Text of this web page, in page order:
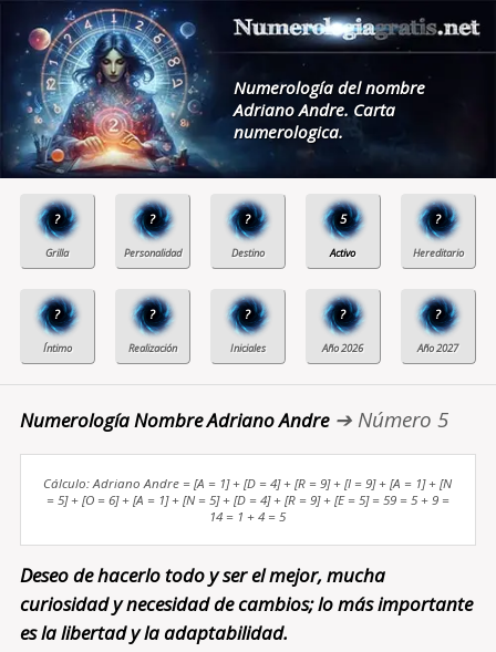
Numerología del nombre
Adriano Andre. Carta
numerologica.
? ? ? 5 ?
? ? ? ? ?
Numerología Nombre Adriano Andre➔ Número 5
Cálculo: Adriano Andre = [A = 1] + [D = 4] + [R = 9] + [I = 9] + [A = 1] + [N
= 5] + [O = 6] + [A = 1] + [N = 5] + [D = 4] + [R = 9] + [E = 5] = 59 = 5 + 9 =
14 = 1 + 4 = 5
Deseo de hacerlo todo y ser el mejor, mucha
curiosidad y necesidad de cambios; lo más importante
es la libertad y la adaptabilidad.